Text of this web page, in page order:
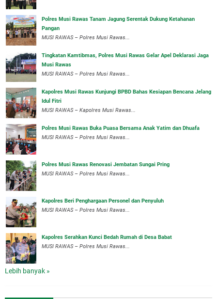
Polres Musi Rawas Tanam Jagung Serentak Dukung Ketahanan
Pangan
MUSI RAWAS – Polres Musi Rawas...
Tingkatan Kamtibmas, Polres Musi Rawas Gelar Apel Deklarasi Jaga
Musi Rawas
MUSI RAWAS – Polres Musi Rawas...
Kapolres Musi Rawas Kunjungi BPBD Bahas Kesiapan Bencana Jelang
Idul Fitri
MUSI RAWAS – Kapolres Musi Rawas...
Polres Musi Rawas Buka Puasa Bersama Anak Yatim dan Dhuafa
MUSI RAWAS – Polres Musi Rawas...
Polres Musi Rawas Renovasi Jembatan Sungai Pring
MUSI RAWAS – Polres Musi Rawas...
Kapolres Beri Penghargaan Personel dan Penyuluh
MUSI RAWAS – Polres Musi Rawas...
Kapolres Serahkan Kunci Bedah Rumah di Desa Babat
MUSI RAWAS – Polres Musi Rawas...
Lebih banyak »